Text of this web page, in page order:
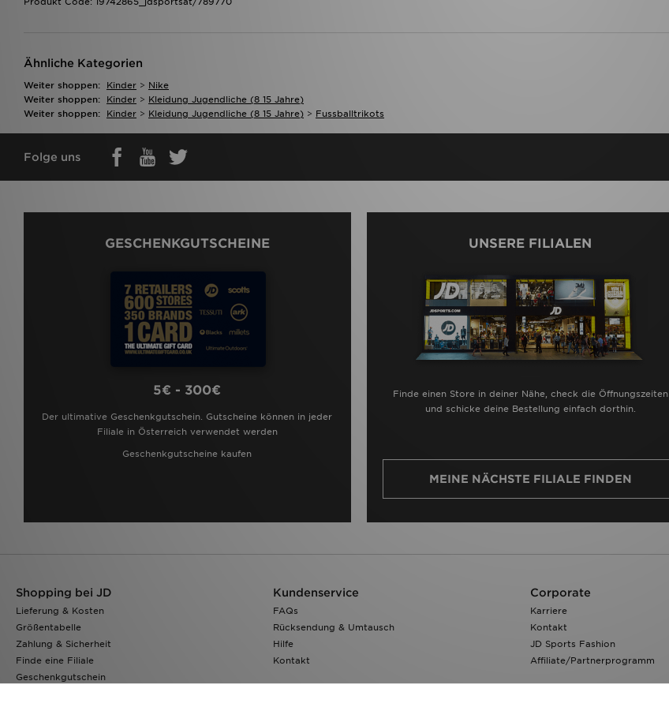
Ähnliche Kategorien
Weiter shoppen: Kinder > Nike
Weiter shoppen:
Kinder > Kleidung Jugendliche (8 15 Jahre)
Weiter shoppen:
Kinder > Kleidung Jugendliche (8 15 Jahre) > Fussballtrikots
Folge uns
GESCHENKGUTSCHEINE
5€ - 300€
Der ultimative Geschenkgutschein. Gutscheine können in jeder
Filiale in Österreich verwendet werden
Geschenkgutscheine kaufen
UNSERE FILIALEN
Finde einen Store in deiner Nähe, check die Öffnungszeiten
und schicke deine Bestellung einfach dorthin.
MEINE NÄCHSTE FILIALE FINDEN
Shopping bei JD
Lieferung & Kosten
Größentabelle
Zahlung & Sicherheit
Finde eine Filiale
Geschenkgutschein
Kundenservice
FAQs
Rücksendung & Umtausch
Hilfe
Kontakt
Corporate
Karriere
Kontakt
JD Sports Fashion
Affiliate/Partnerprogramm